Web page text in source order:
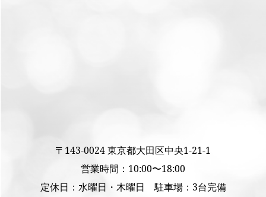
〒143-0024 東京都大田区中央1-21-1
営業時間：10:00〜18:00
定休日：水曜日・木曜日 駐車場：3台完備